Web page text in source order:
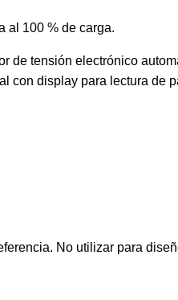
al 100 % de carga.
de tensión electrónico
con display para lectura de
No utilizar para